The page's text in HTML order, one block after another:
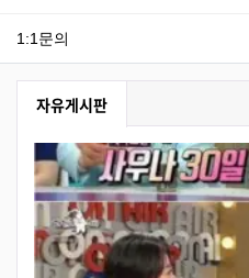
1:1문의
자유게시판